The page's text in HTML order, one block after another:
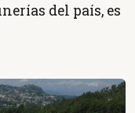
del país, es